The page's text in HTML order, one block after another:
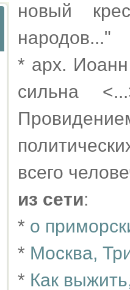
новый
народов..."
* арх.
сильна
всего
из сети:
* о
* Москва,
* Как